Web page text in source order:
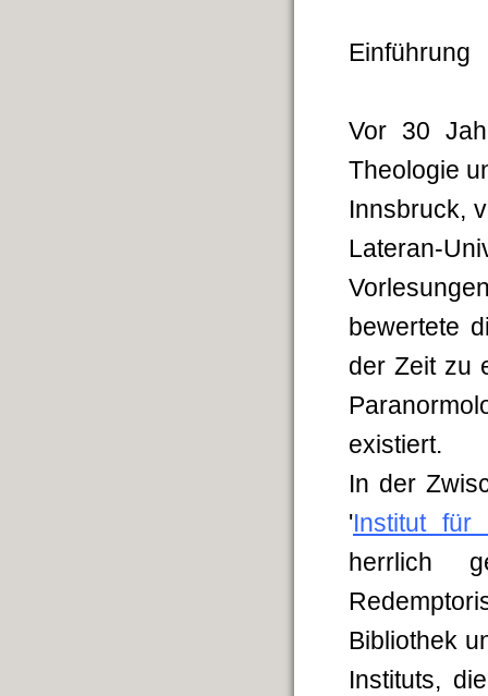
Einführung
Vor 30
Theologie
Innsbruck,
Lateran-
bewertete
der Zeit zu
existiert.
In der
'Institut für
herrlich
Bibliothek
Instituts,